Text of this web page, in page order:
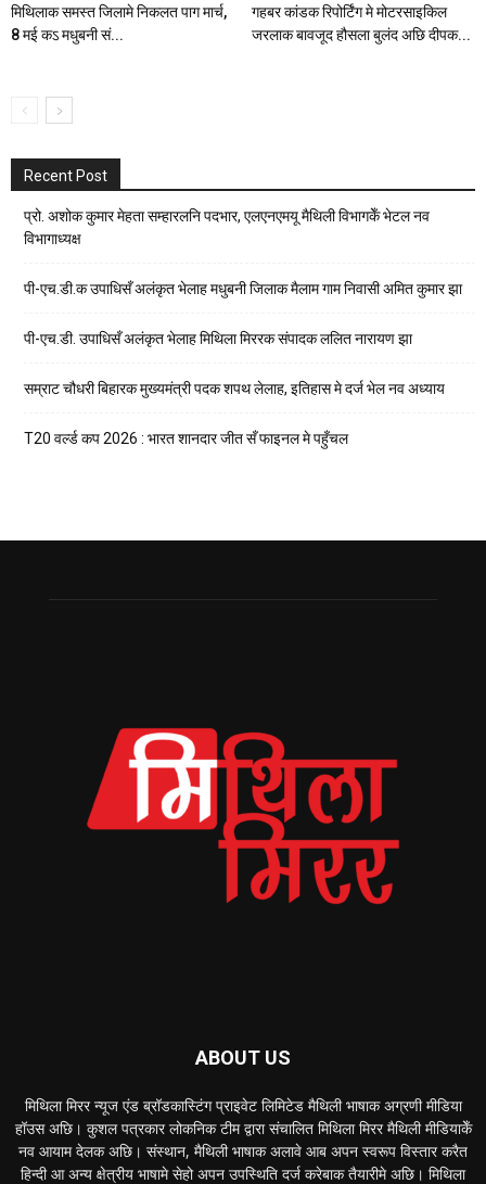
मिथिलाक समस्त जिलामे निकलत पाग मार्च,
8 मई कऽ मधुबनी सं...
गहबर कांडक रिपोर्टिंग मे मोटरसाइकिल
जरलाक बावजूद हौसला बुलंद अछि दीपक...
Recent Post
प्रो. अशोक कुमार मेहता सम्हारलनि पदभार, एलएनएमयू मैथिली विभागकेँ भेटल नव
विभागाध्यक्ष
पी-एच.डी.क उपाधिसँ अलंकृत भेलाह मधुबनी जिलाक मैलाम गाम निवासी अमित कुमार झा
पी-एच.डी. उपाधिसँ अलंकृत भेलाह मिथिला मिररक संपादक ललित नारायण झा
सम्राट चौधरी बिहारक मुख्यमंत्री पदक शपथ लेलाह, इतिहास मे दर्ज भेल नव अध्याय
T20 वर्ल्ड कप 2026 : भारत शानदार जीत सँ फाइनल मे पहुँचल
ABOUT US
मिथिला मिरर न्यूज एंड ब्रॉडकास्टिंग प्राइवेट लिमिटेड मैथिली भाषाक अग्रणी मीडिया
हॉउस अछि। कुशल पत्रकार लोकनिक टीम द्वारा संचालित मिथिला मिरर मैथिली मीडियाकेँ
नव आयाम देलक अछि। संस्थान, मैथिली भाषाक अलावे आब अपन स्वरूप विस्तार करैत
हिन्दी आ अन्य क्षेत्रीय भाषामे सेहो अपन उपस्थिति दर्ज करेबाक तैयारीमे अछि। मिथिला